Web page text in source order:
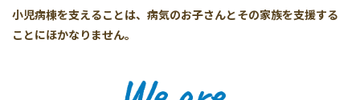
小児病棟を支えることは、病気のお子さんとその家族を支援する
ことにほかなりません。